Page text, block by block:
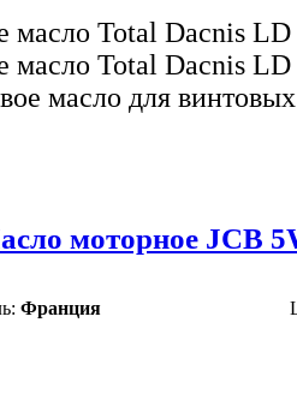
масло Total Dacnis
масло Total Dacnis
масло для
моторное JCB
Франция